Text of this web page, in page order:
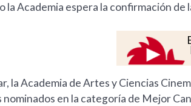
Academia espera la confirmación de
la Academia de Artes y Ciencias
en la categoría de Mejor